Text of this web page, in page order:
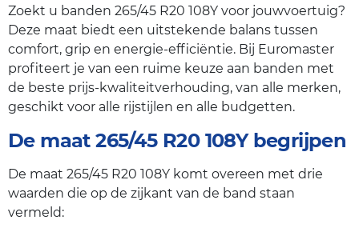
Zoekt u banden 265/45 R20 108Y voor jouwvoertuig?
Deze maat biedt een uitstekende balans tussen
comfort, grip en energie-efficiëntie. Bij Euromaster
profiteert je van een ruime keuze aan banden met
de beste prijs-kwaliteitverhouding, van alle merken,
geschikt voor alle rijstijlen en alle budgetten.
De maat 265/45 R20 108Y begrijpen
De maat 265/45 R20 108Y komt overeen met drie
waarden die op de zijkant van de band staan
vermeld: